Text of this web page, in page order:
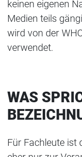
keinen eigenen
Medien teils
wird von der
verwendet.
WAS
Für Fachleute ist